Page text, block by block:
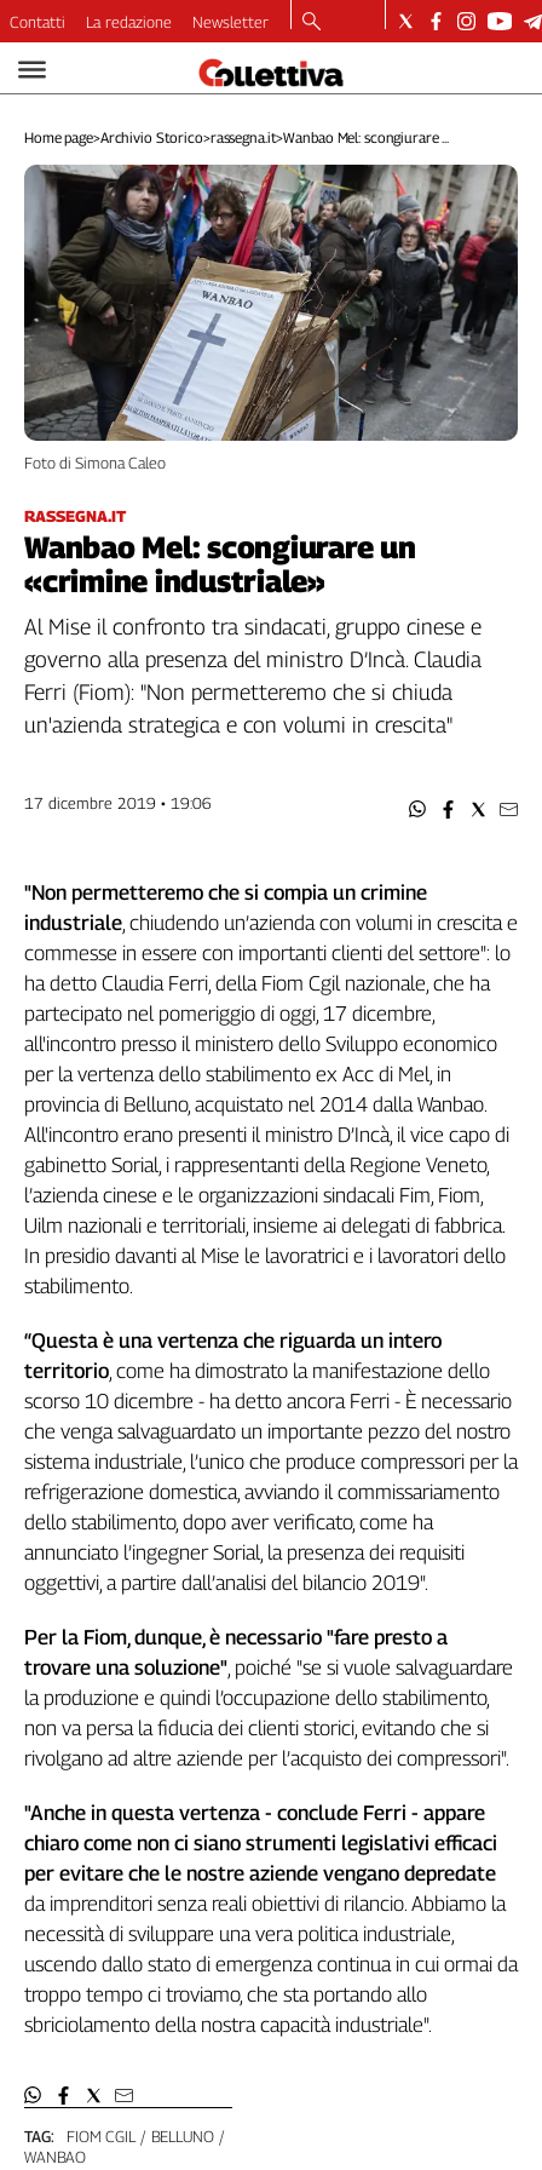
Video
Dirette
Longform
Copertine
Economia
Lavoro
Ambiente
Diritti
Welfare
Italia
Internazionale
Culture
Categorie
Filcams
Filctem
Fillea
Filt
Fiom
Fisac
Fp
Spi
Inca
Caaf
Speciali
di
Genova,
il
sangue
della
anni
Cgil
Academy
Collettiva
Play
Rubriche
Collettiva
Talk
La
settimana
Collettiva
Girasoli
Il
Sassolino
Linea
Economica
It
Inserti
Diffusa
InFlai
Le
Work
in
Progress
Contatti La redazione Newsletter
Home page>Archivio Storico>rassegna.it>Wanbao Mel: scongiurare ...
RASSEGNA.IT
Wanbao Mel: scongiurare un
«crimine industriale»
Foto di Simona Caleo
Al Mise il confronto tra sindacati, gruppo cinese e
governo alla presenza del ministro D’Incà. Claudia
Ferri (Fiom): "Non permetteremo che si chiuda
un'azienda strategica e con volumi in crescita"
17 dicembre 2019 • 19:06
TAG: FIOM CGIL
BELLUNO
WANBAO
"Non permetteremo che si compia un crimine
industriale, chiudendo un’azienda con volumi in crescita e
commesse in essere con importanti clienti del settore": lo
ha detto Claudia Ferri, della Fiom Cgil nazionale, che ha
partecipato nel pomeriggio di oggi, 17 dicembre,
all'incontro presso il ministero dello Sviluppo economico
per la vertenza dello stabilimento ex Acc di Mel, in
provincia di Belluno, acquistato nel 2014 dalla Wanbao.
All'incontro erano presenti il ministro D’Incà, il vice capo di
gabinetto Sorial, i rappresentanti della Regione Veneto,
l’azienda cinese e le organizzazioni sindacali Fim, Fiom,
Uilm nazionali e territoriali, insieme ai delegati di fabbrica.
In presidio davanti al Mise le lavoratrici e i lavoratori dello
stabilimento.
“Questa è una vertenza che riguarda un intero
territorio, come ha dimostrato la manifestazione dello
scorso 10 dicembre - ha detto ancora Ferri - È necessario
che venga salvaguardato un importante pezzo del nostro
sistema industriale, l’unico che produce compressori per la
refrigerazione domestica, avviando il commissariamento
dello stabilimento, dopo aver verificato, come ha
annunciato l’ingegner Sorial, la presenza dei requisiti
oggettivi, a partire dall’analisi del bilancio 2019".
Per la Fiom, dunque, è necessario "fare presto a
trovare una soluzione", poiché "se si vuole salvaguardare
la produzione e quindi l’occupazione dello stabilimento,
non va persa la fiducia dei clienti storici, evitando che si
rivolgano ad altre aziende per l’acquisto dei compressori".
"Anche in questa vertenza - conclude Ferri - appare
chiaro come non ci siano strumenti legislativi efficaci
per evitare che le nostre aziende vengano depredate
da imprenditori senza reali obiettivi di rilancio. Abbiamo la
necessità di sviluppare una vera politica industriale,
uscendo dallo stato di emergenza continua in cui ormai da
troppo tempo ci troviamo, che sta portando allo
sbriciolamento della nostra capacità industriale".